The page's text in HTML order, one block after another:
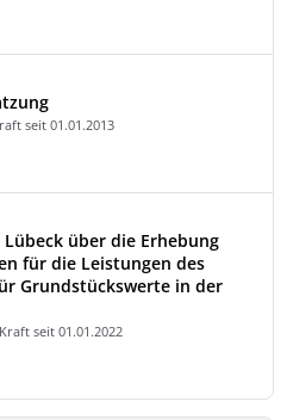
seit 01.01.2013
über die Erhebung
für die Leistungen des
Grundstückswerte in der
seit 01.01.2022